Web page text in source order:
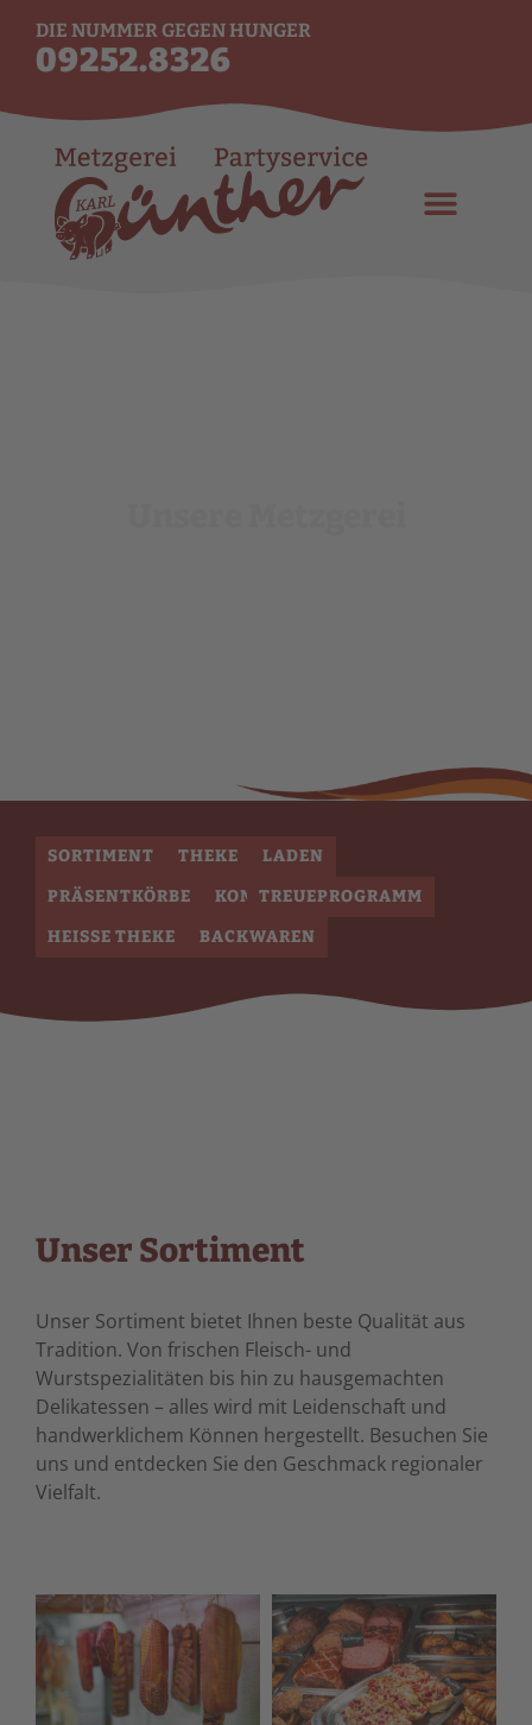
DIE NUMMER GEGEN HUNGER
09252.8326
SORTIMENT THEKE
LADEN
PRÄSENTKÖRBE
KONSERVEN
TREUEPROGRAMM
HEISSE THEKE
BACKWAREN
Unser Sortiment
Unser Sortiment bietet Ihnen beste Qualität aus
Tradition. Von frischen Fleisch- und
Wurstspezialitäten bis hin zu hausgemachten
Delikatessen – alles wird mit Leidenschaft und
handwerklichem Können hergestellt. Besuchen Sie
uns und entdecken Sie den Geschmack regionaler
Vielfalt.